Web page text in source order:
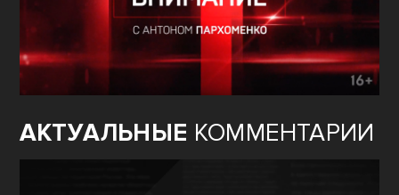
АКТУАЛЬНЫЕ КОММЕНТАРИИ